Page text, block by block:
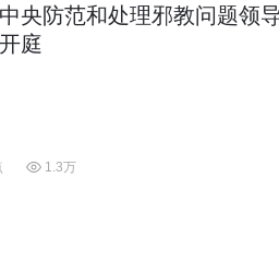
央防范和处理邪教问题领
庭
1.3万